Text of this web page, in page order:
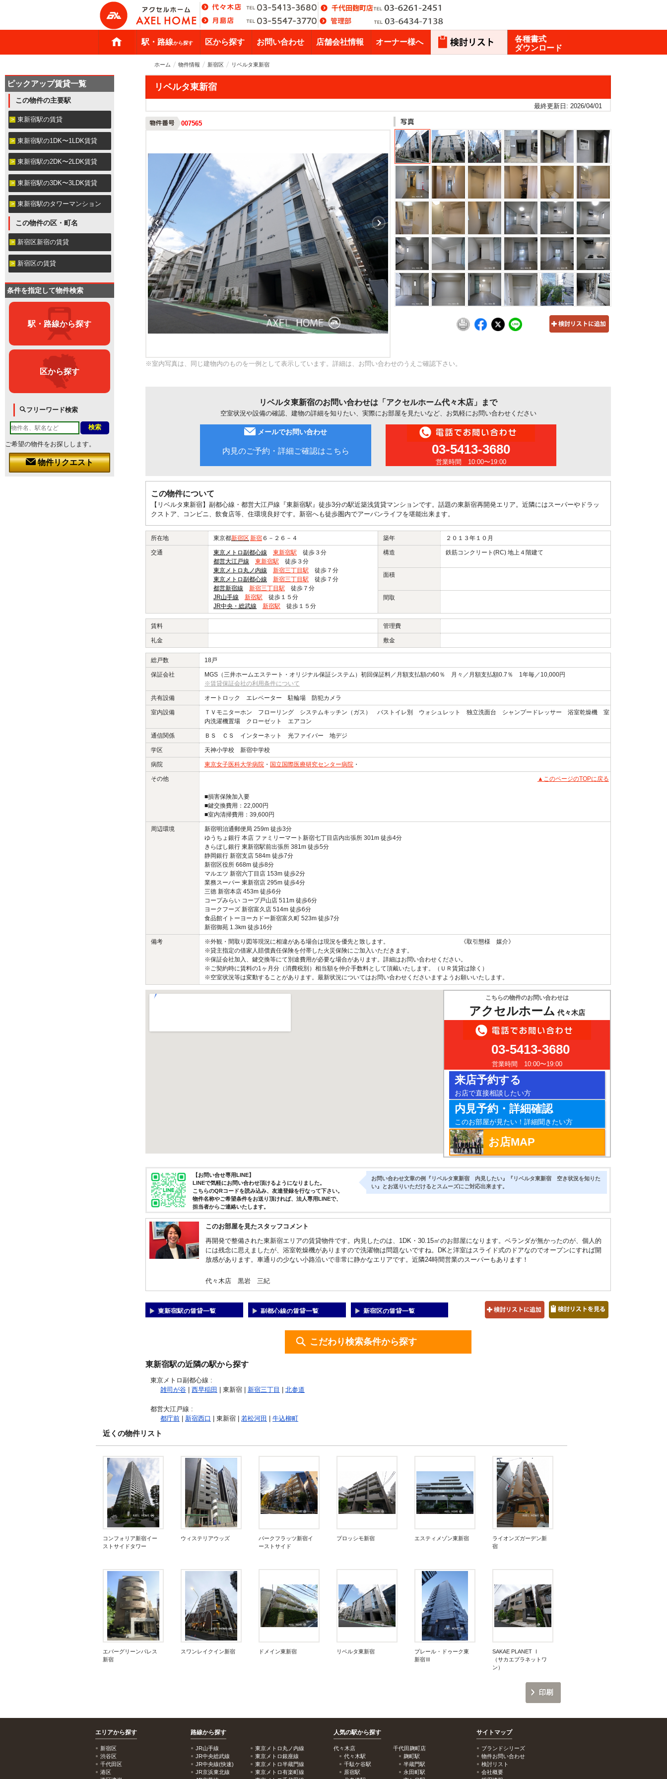
駅・路線から探す 区から探す お問い合わせ 店舗会社情報 オーナー様へ
各種書式
ダウンロード
ホーム 物件情報 新宿区 リベルタ東新宿
リベルタ東新宿
最終更新日: 2026/04/01
007565
※室内写真は、同じ建物内のものを一例として表示しています。詳細は、お問い合わせのうえご確認下さい。
リベルタ東新宿のお問い合わせは「アクセルホーム代々木店」まで
空室状況や設備の確認、建物の詳細を知りたい、実際にお部屋を見たいなど、お気軽にお問い合わせください
メールでお問い合わせ
内見のご予約・詳細ご確認はこちら 03-5413-3680
営業時間 10:00〜19:00
この物件について
【リベルタ東新宿】副都心線・都営大江戸線『東新宿駅』徒歩3分の駅近築浅賃貸マンションです。話題の東新宿再開発エリア。近隣にはスーパーやドラッ
クストア、コンビニ、飲食店等、住環境良好です。新宿へも徒歩圏内でアーバンライフを堪能出来ます。
所在地 東京都新宿区 新宿 ６－２６－４ 築年 ２０１３年１０月
交通 東京メトロ副都心線 東新宿駅 徒歩３分
都営大江戸線
東新宿駅 徒歩３分
東京メトロ丸ノ内線
新宿三丁目駅 徒歩７分
東京メトロ副都心線
新宿三丁目駅 徒歩７分
都営新宿線
新宿三丁目駅 徒歩７分
JR山手線
新宿駅 徒歩１５分
JR中央・総武線
新宿駅 徒歩１５分
構造 鉄筋コンクリート(RC) 地上４階建て
面積
間取
賃料 管理費
礼金 敷金
総戸数 18戸
保証会社
MGS（三井ホームエステート・オリジナル保証システム）初回保証料／月額支払額の60％ 月々／月額支払額0.7％ 1年毎／10,000円
※賃貸保証会社の利用条件について
共有設備 オートロック エレベーター 駐輪場 防犯カメラ
室内設備
ＴＶモニターホン フローリング システムキッチン（ガス） バストイレ別 ウォシュレット 独立洗面台 シャンプードレッサー 浴室乾燥機 室
内洗濯機置場 クローゼット エアコン
通信関係 ＢＳ ＣＳ インターネット 光ファイバー 地デジ
学区 天神小学校 新宿中学校
病院 東京女子医科大学病院 ・ 国立国際医療研究センター病院 ・
その他 ▲このページのTOPに戻る
■損害保険加入要
■鍵交換費用：22,000円
■室内清掃費用：39,600円
周辺環境
新宿明治通郵便局 259m 徒歩3分
ゆうちょ銀行 本店 ファミリーマート新宿七丁目店内出張所 301m 徒歩4分
きらぼし銀行 東新宿駅前出張所 381m 徒歩5分
静岡銀行 新宿支店 584m 徒歩7分
新宿区役所 668m 徒歩8分
マルエツ 新宿六丁目店 153m 徒歩2分
業務スーパー 東新宿店 295m 徒歩4分
三徳 新宿本店 453m 徒歩6分
コープみらい コープ戸山店 511m 徒歩6分
ヨークフーズ 新宿富久店 514m 徒歩6分
食品館イトーヨーカドー新宿富久町 523m 徒歩7分
新宿御苑 1.3km 徒歩16分
備考
※外観・間取り図等現況に相違がある場合は現況を優先と致します。 《取引態様 媒介》
※貸主指定の借家人賠償責任保険を付帯した火災保険にご加入いただきます。
※保証会社加入、鍵交換等にて別途費用が必要な場合があります。詳細はお問い合わせください。
※ご契約時に賃料の1ヶ月分（消費税別）相当額を仲介手数料として頂戴いたします。（ＵＲ賃貸は除く）
※空室状況等は変動することがあります。最新状況についてはお問い合わせくださいますようお願いいたします。
こちらの物件のお問い合わせは
アクセルホーム 代々木店
03-5413-3680
営業時間 10:00〜19:00
来店予約する
お店で直接相談したい方
内見予約・詳細確認
このお部屋が見たい！詳細聞きたい方
お店MAP
【お問い合せ専用LINE】
LINEで気軽にお問い合わせ頂けるようになりました。
こちらのQRコードを読み込み、友達登録を行なって下さい。
物件名称やご希望条件をお送り頂ければ、法人専用LINEで、
担当者からご連絡いたします。
お問い合わせ文章の例『リベルタ東新宿 内見したい』『リベルタ東新宿 空き状況を知りた
い』とお送りいただけるとスムーズにご対応出来ます。
このお部屋を見たスタッフコメント
再開発で整備された東新宿エリアの賃貸物件です。内見したのは、1DK・30.15㎡のお部屋になります。ベランダが無かったのが、個人的
には残念に思えましたが、浴室乾燥機がありますので洗濯物は問題ないですね。DKと洋室はスライド式のドアなのでオープンにすれば開
放感があります。車通りの少ない小路沿いで非常に静かなエリアです。近隣24時間営業のスーパーもあります！
代々木店 黒岩 三紀
東新宿駅の賃貸一覧 副都心線の賃貸一覧 新宿区の賃貸一覧
こだわり検索条件から探す
東新宿駅の近隣の駅から探す
東京メトロ副都心線 :
雑司が谷
西早稲田 | 東新宿 | 新宿三丁目 北参道
都営大江戸線 :
都庁前
新宿西口 | 東新宿 | 若松河田 牛込柳町
近くの物件リスト
コンフォリア新宿イー
ストサイドタワー
ウィステリアウッズ
パークフラッツ新宿イ
ーストサイド
プロッシモ新宿 エスティメゾン東新宿
ライオンズガーデン新
宿
エバーグリーンパレス
新宿
スワンレイクイン新宿 ドメイン東新宿 リベルタ東新宿
プレール・ドゥーク東
新宿Ⅲ
SAKAE PLANET Ⅰ
（サカエプラネットワ
ン）
エリアから探す
新宿区
渋谷区
千代田区
港区
路線から探す
JR山手線
JR中央総武線
JR中央線(快速)
JR京浜東北線
東京メトロ丸ノ内線
東京メトロ銀座線
東京メトロ半蔵門線
東京メトロ有楽町線
人気の駅から探す
代々木店
代々木駅
千駄ケ谷駅
原宿駅
千代田麹町店
麹町駅
半蔵門駅
永田町駅
サイトマップ
ブランドシリーズ
物件お問い合わせ
検討リスト
会社概要
ピックアップ賃貸一覧
この物件の主要駅
東新宿駅の賃貸
東新宿駅の1DK〜1LDK賃貸
東新宿駅の2DK〜2LDK賃貸
東新宿駅の3DK〜3LDK賃貸
東新宿駅のタワーマンション
この物件の区・町名
新宿区新宿の賃貸
新宿区の賃貸
条件を指定して物件検索
駅・路線から探す
区から探す
フリーワード検索
ご希望の物件をお探しします。
物件リクエスト